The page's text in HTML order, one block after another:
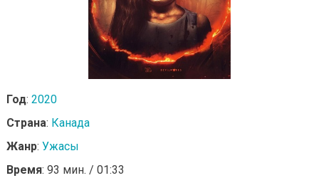
Год: 2020
Страна: Канада
Жанр: Ужасы
Время: 93 мин. / 01:33